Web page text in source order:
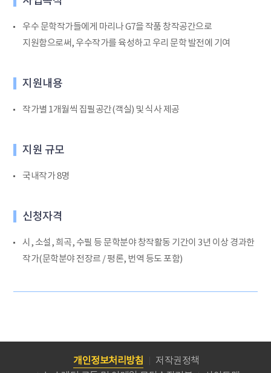
우수 문학작가들에게 마리나 G7을 작품 창작공간으로
지원함으로써, 우수작가를 육성하고 우리 문학 발전에 기여
지원내용
작가별 1개월씩 집필공간(객실) 및 식사 제공
지원 규모
국내작가 8명
신청자격
시, 소설, 희곡, 수필 등 문학분야 창작활동 기간이 3년 이상 경과한
작가(문학분야 전장르 / 평론, 번역 등도 포함)
개인정보처리방침
저작권정책